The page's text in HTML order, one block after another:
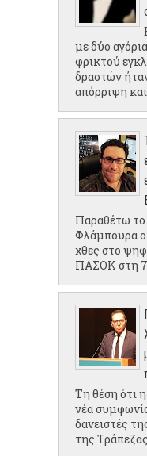
με δύο
φρικτού
δραστών
απόρριψη
Παραθέτω το
Φλάμπουρα ο
χθες στο
ΠΑΣΟΚ στη
Τη θέση ότι
νέα
δανειστές
της